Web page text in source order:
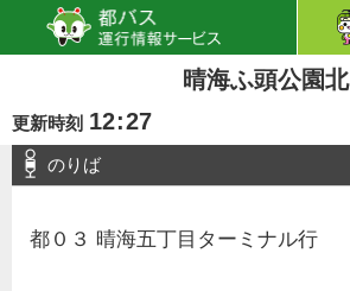
晴海ふ頭公園北
更新時刻 12:27
のりば
都０３ 晴海五丁目ターミナル行